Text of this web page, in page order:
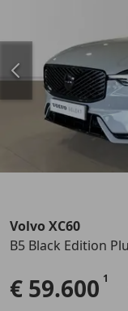
Anterior
Volvo XC60
B5 Black Edition
€ 59.600